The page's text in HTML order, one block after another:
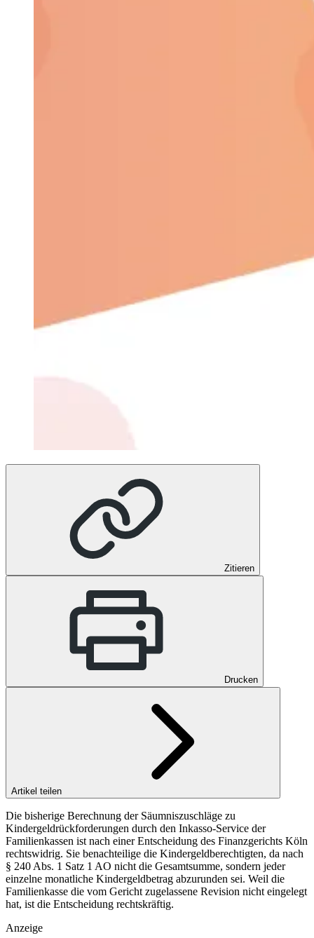
Zitieren
Drucken
Artikel teilen
Die bisherige Berechnung der Säumniszuschläge zu
Kindergeldrückforderungen durch den Inkasso-Service der
Familienkassen ist nach einer Entscheidung des Finanzgerichts Köln
rechtswidrig. Sie benachteilige die Kindergeldberechtigten, da nach
§ 240 Abs. 1 Satz 1 AO nicht die Gesamtsumme, sondern jeder
einzelne monatliche Kindergeldbetrag abzurunden sei. Weil die
Familienkasse die vom Gericht zugelassene Revision nicht eingelegt
hat, ist die Entscheidung rechtskräftig.
Anzeige